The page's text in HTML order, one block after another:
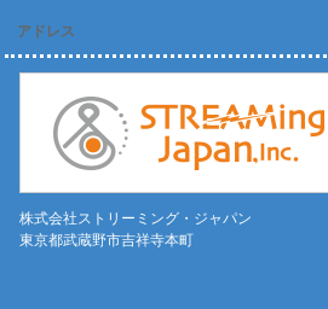
アドレス
株式会社ストリーミング・ジャパン
東京都武蔵野市吉祥寺本町